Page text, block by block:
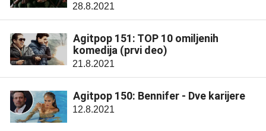
28.8.2021
Agitpop 151: TOP 10 omiljenih
komedija (prvi deo)
21.8.2021
Agitpop 150: Bennifer - Dve karijere
12.8.2021